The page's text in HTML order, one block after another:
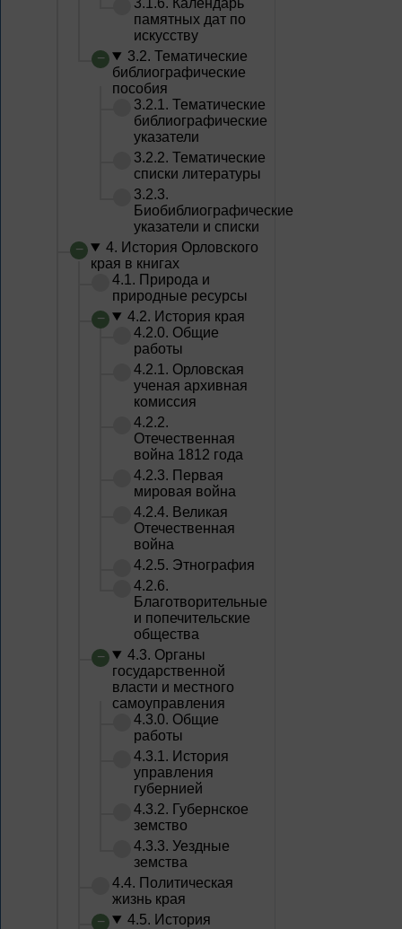
3.1.6. Календарь
памятных дат по
искусству
3.2. Тематические
библиографические
пособия
3.2.1. Тематические
библиографические
указатели
3.2.2. Тематические
списки литературы
3.2.3.
Биобиблиографические
указатели и списки
4. История Орловского
края в книгах
4.1. Природа и
природные ресурсы
4.2. История края
4.2.0. Общие
работы
4.2.1. Орловская
ученая архивная
комиссия
4.2.2.
Отечественная
война 1812 года
4.2.3. Первая
мировая война
4.2.4. Великая
Отечественная
война
4.2.5. Этнография
4.2.6.
Благотворительные
и попечительские
общества
4.3. Органы
государственной
власти и местного
самоуправления
4.3.0. Общие
работы
4.3.1. История
управления
губернией
4.3.2. Губернское
земство
4.3.3. Уездные
земства
4.4. Политическая
жизнь края
4.5. История